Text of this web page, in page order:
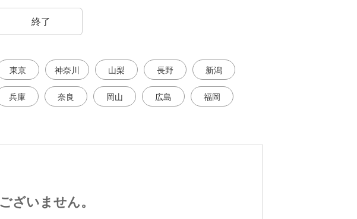
終了
東京 神奈川 山梨 長野 新潟
兵庫 奈良 岡山 広島 福岡
ざいません。